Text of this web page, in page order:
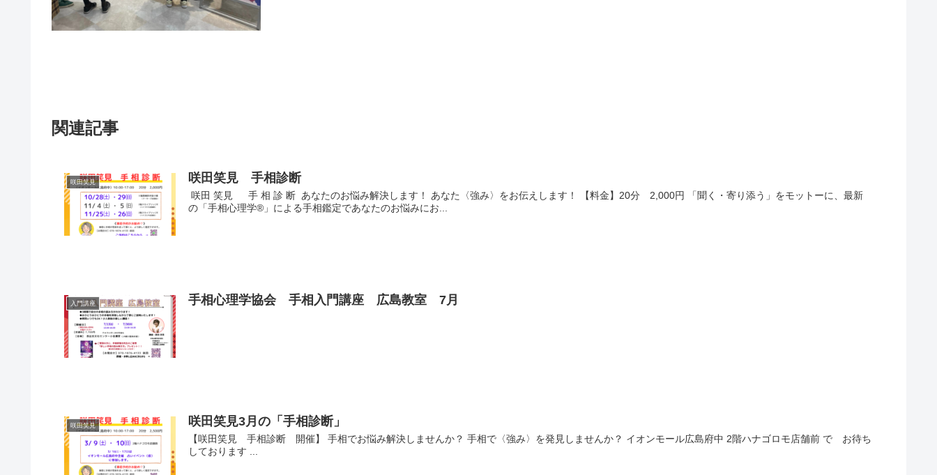
関連記事
咲田笑見 咲田笑見 手相診断
咲田 笑見 手 相 診 断 あなたのお悩み解決します！ あなた〈強み〉をお伝えします！ 【料金】20分 2,000円 「聞く・寄り添う」をモットーに、最新
の「手相心理学®」による手相鑑定であなたのお悩みにお...
入門講座 手相心理学協会 手相入門講座 広島教室 7月
咲田笑見 咲田笑見3月の「手相診断」
【咲田笑見 手相診断 開催】 手相でお悩み解決しませんか？ 手相で〈強み〉を発見しませんか？ イオンモール広島府中 2階ハナゴロモ店舗前 で お待ち
しております ...